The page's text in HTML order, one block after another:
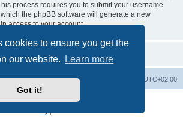
cookies to ensure you get the
our website.
Learn more
Got it!
process requires you to submit your username
the phpBB software will generate a new
access to your account.
UTC+02:00
Delete cookies
Contact us
® Forum Software © phpBB Limited